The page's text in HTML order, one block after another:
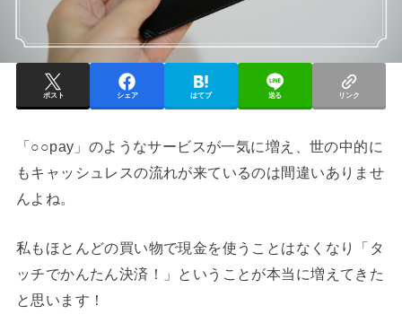
ポスト シェア はてブ 送る リンク
「○○pay」のようなサービスが一気に増え、世の中的に
もキャッシュレスの流れが来ているのは間違いありませ
んよね。
私もほとんどの買い物で現金を使うことはなくなり「タ
ッチでかんたん決済！」ということが本当に増えてきた
と思います！